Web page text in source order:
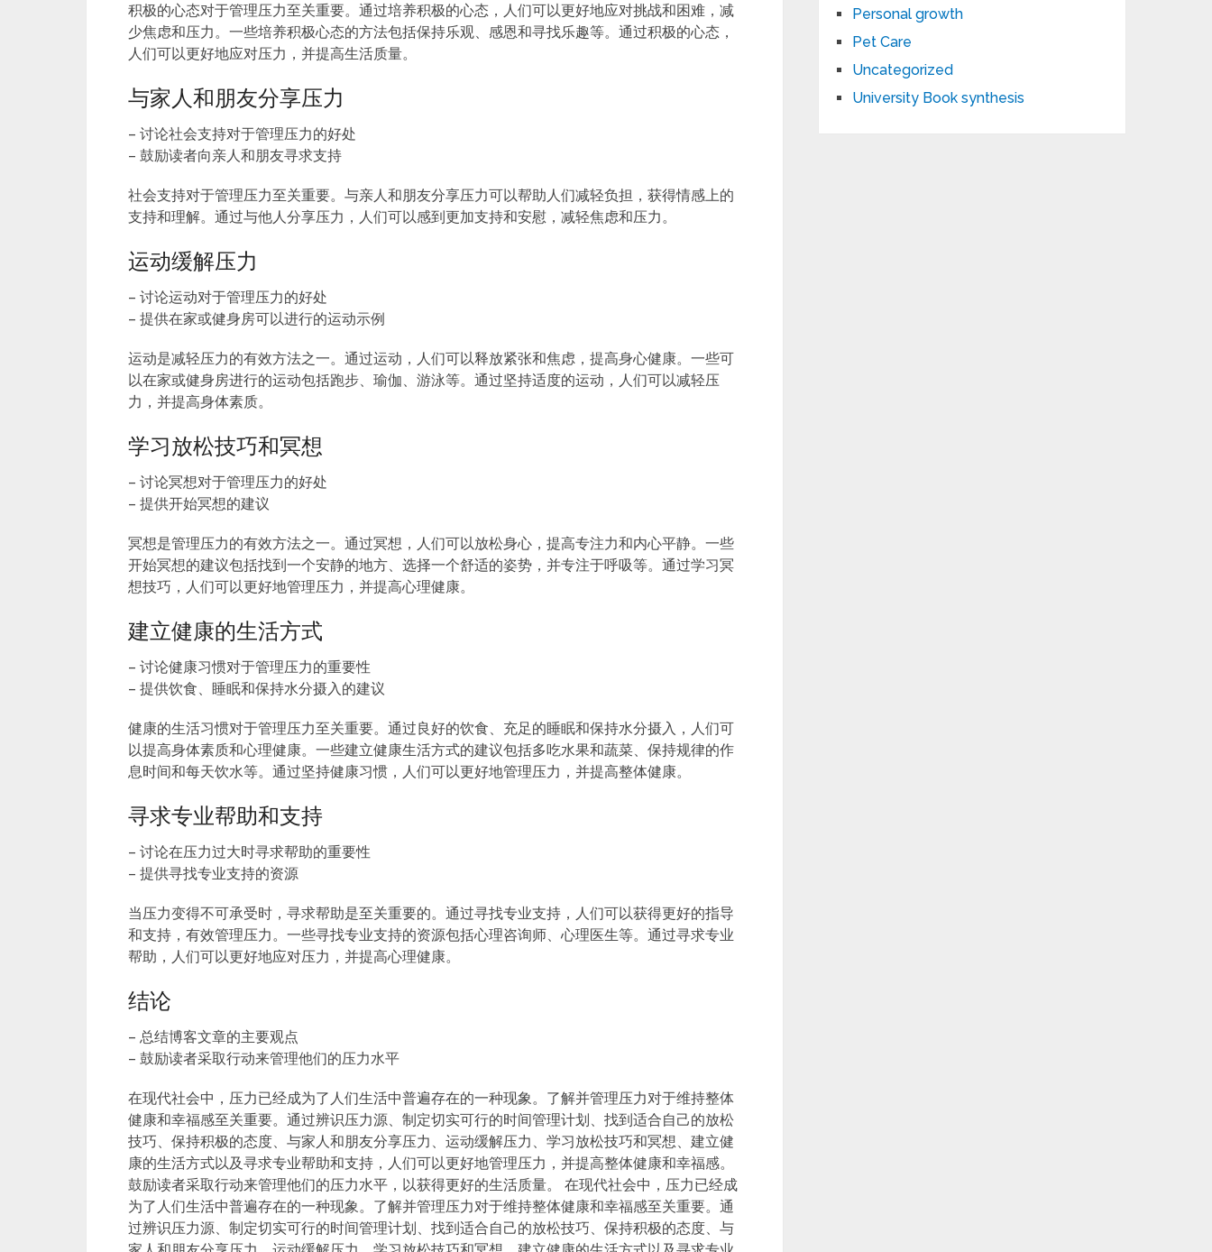
积极的心态对于管理压力至关重要。通过培养积极的心态，人们可以更好地应对挑战和困难，减
少焦虑和压力。一些培养积极心态的方法包括保持乐观、感恩和寻找乐趣等。通过积极的心态，
人们可以更好地应对压力，并提高生活质量。
与家人和朋友分享压力
– 讨论社会支持对于管理压力的好处
– 鼓励读者向亲人和朋友寻求支持
社会支持对于管理压力至关重要。与亲人和朋友分享压力可以帮助人们减轻负担，获得情感上的
支持和理解。通过与他人分享压力，人们可以感到更加支持和安慰，减轻焦虑和压力。
运动缓解压力
– 讨论运动对于管理压力的好处
– 提供在家或健身房可以进行的运动示例
运动是减轻压力的有效方法之一。通过运动，人们可以释放紧张和焦虑，提高身心健康。一些可
以在家或健身房进行的运动包括跑步、瑜伽、游泳等。通过坚持适度的运动，人们可以减轻压
力，并提高身体素质。
学习放松技巧和冥想
– 讨论冥想对于管理压力的好处
– 提供开始冥想的建议
冥想是管理压力的有效方法之一。通过冥想，人们可以放松身心，提高专注力和内心平静。一些
开始冥想的建议包括找到一个安静的地方、选择一个舒适的姿势，并专注于呼吸等。通过学习冥
想技巧，人们可以更好地管理压力，并提高心理健康。
建立健康的生活方式
– 讨论健康习惯对于管理压力的重要性
– 提供饮食、睡眠和保持水分摄入的建议
健康的生活习惯对于管理压力至关重要。通过良好的饮食、充足的睡眠和保持水分摄入，人们可
以提高身体素质和心理健康。一些建立健康生活方式的建议包括多吃水果和蔬菜、保持规律的作
息时间和每天饮水等。通过坚持健康习惯，人们可以更好地管理压力，并提高整体健康。
寻求专业帮助和支持
– 讨论在压力过大时寻求帮助的重要性
– 提供寻找专业支持的资源
当压力变得不可承受时，寻求帮助是至关重要的。通过寻找专业支持，人们可以获得更好的指导
和支持，有效管理压力。一些寻找专业支持的资源包括心理咨询师、心理医生等。通过寻求专业
帮助，人们可以更好地应对压力，并提高心理健康。
结论
– 总结博客文章的主要观点
– 鼓励读者采取行动来管理他们的压力水平
在现代社会中，压力已经成为了人们生活中普遍存在的一种现象。了解并管理压力对于维持整体
健康和幸福感至关重要。通过辨识压力源、制定切实可行的时间管理计划、找到适合自己的放松
技巧、保持积极的态度、与家人和朋友分享压力、运动缓解压力、学习放松技巧和冥想、建立健
康的生活方式以及寻求专业帮助和支持，人们可以更好地管理压力，并提高整体健康和幸福感。
鼓励读者采取行动来管理他们的压力水平，以获得更好的生活质量。 在现代社会中，压力已经成
为了人们生活中普遍存在的一种现象。了解并管理压力对于维持整体健康和幸福感至关重要。通
过辨识压力源、制定切实可行的时间管理计划、找到适合自己的放松技巧、保持积极的态度、与
Personal growth
Pet Care
Uncategorized
University Book synthesis